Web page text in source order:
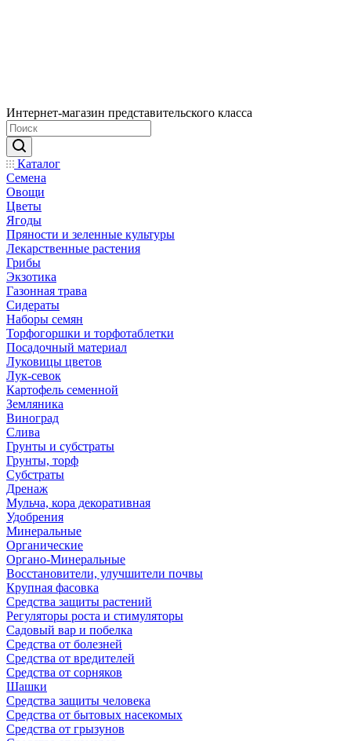
Интернет-магазин представительского класса
Каталог
Семена
Овощи
Цветы
Ягоды
Пряности и зеленные культуры
Лекарственные растения
Грибы
Экзотика
Газонная трава
Сидераты
Наборы семян
Торфогоршки и торфотаблетки
Посадочный материал
Луковицы цветов
Лук-севок
Картофель семенной
Земляника
Виноград
Слива
Грунты и субстраты
Грунты, торф
Субстраты
Дренаж
Мульча, кора декоративная
Удобрения
Минеральные
Органические
Органо-Минеральные
Восстановители, улучшители почвы
Крупная фасовка
Средства защиты растений
Регуляторы роста и стимуляторы
Садовый вар и побелка
Средства от болезней
Средства от вредителей
Средства от сорняков
Шашки
Средства защиты человека
Средства от бытовых насекомых
Средства от грызунов